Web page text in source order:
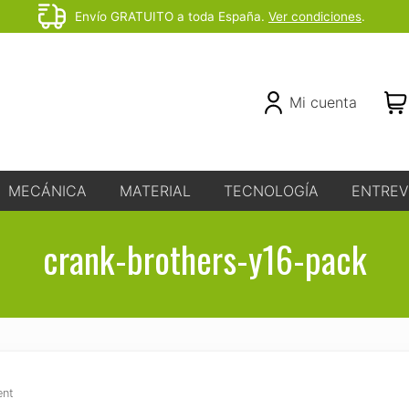
Before
Envío GRATUITO a toda España. Ver condiciones.
Header
RightMi cuenta
MECÁNICA MATERIAL TECNOLOGÍA
crank-brothers-y16-pack